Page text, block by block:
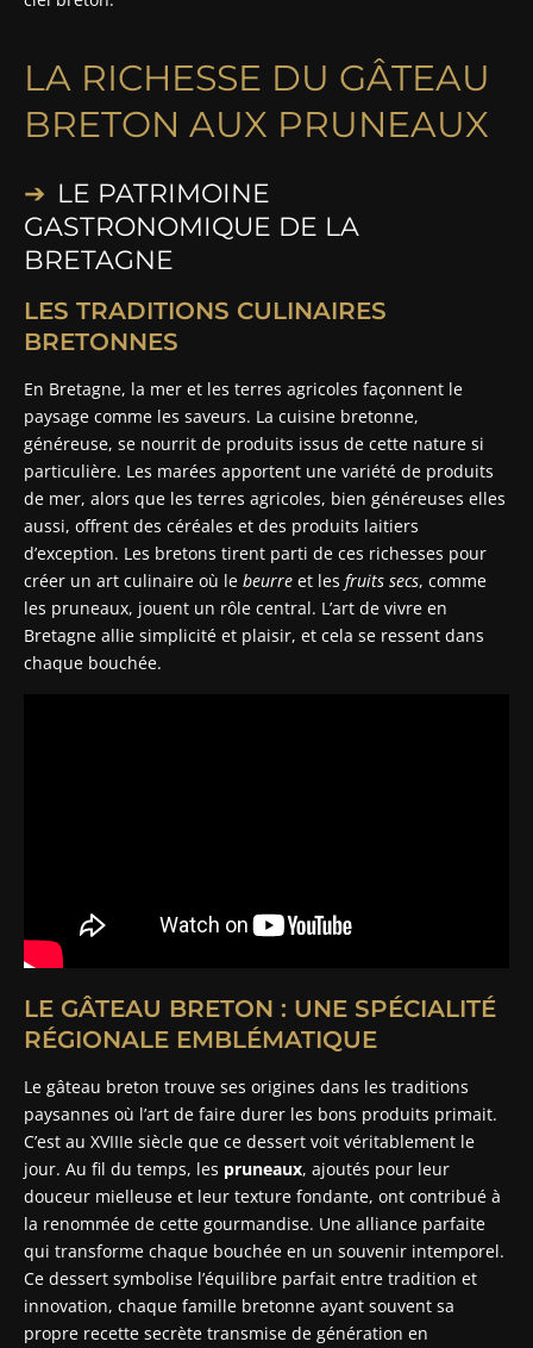
LA RICHESSE DU GÂTEAU
BRETON AUX PRUNEAUX
LE PATRIMOINE
GASTRONOMIQUE DE LA
BRETAGNE
LES TRADITIONS CULINAIRES
BRETONNES
En Bretagne, la mer et les terres agricoles façonnent le
paysage comme les saveurs. La cuisine bretonne,
généreuse, se nourrit de produits issus de cette nature si
particulière. Les marées apportent une variété de produits
de mer, alors que les terres agricoles, bien généreuses elles
aussi, offrent des céréales et des produits laitiers
d’exception. Les bretons tirent parti de ces richesses pour
créer un art culinaire où le beurre et les fruits secs, comme
les pruneaux, jouent un rôle central. L’art de vivre en
Bretagne allie simplicité et plaisir, et cela se ressent dans
chaque bouchée.
LE GÂTEAU BRETON : UNE SPÉCIALITÉ
RÉGIONALE EMBLÉMATIQUE
Le gâteau breton trouve ses origines dans les traditions
paysannes où l’art de faire durer les bons produits primait.
C’est au XVIIIe siècle que ce dessert voit véritablement le
jour. Au fil du temps, les pruneaux, ajoutés pour leur
douceur mielleuse et leur texture fondante, ont contribué à
la renommée de cette gourmandise. Une alliance parfaite
qui transforme chaque bouchée en un souvenir intemporel.
Ce dessert symbolise l’équilibre parfait entre tradition et
innovation, chaque famille bretonne ayant souvent sa
propre recette secrète transmise de génération en